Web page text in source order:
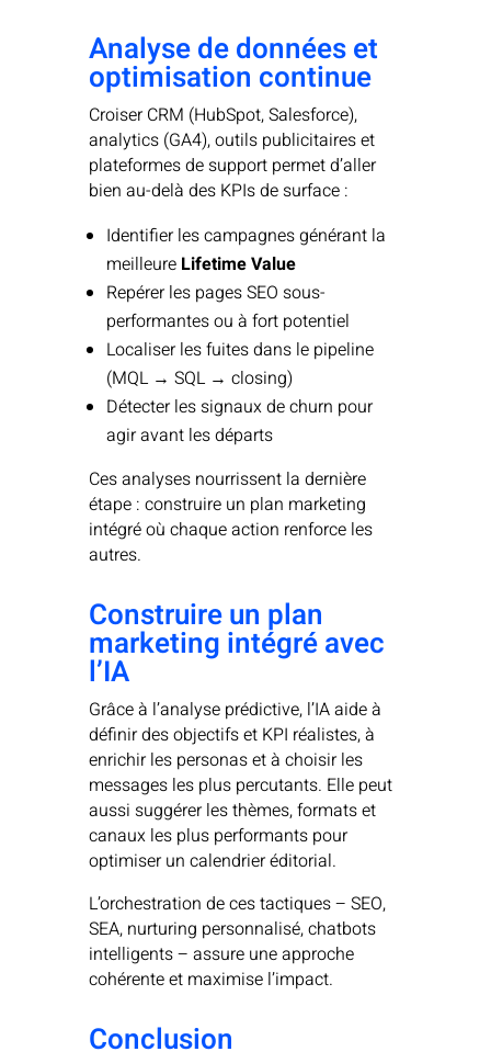
Analyse de données et
optimisation continue
Croiser CRM (HubSpot, Salesforce),
analytics (GA4), outils publicitaires et
plateformes de support permet d’aller
bien au-delà des KPIs de surface :
Identifier les campagnes générant la
meilleure Lifetime Value
Repérer les pages SEO sous-
performantes ou à fort potentiel
Localiser les fuites dans le pipeline
(MQL → SQL → closing)
Détecter les signaux de churn pour
agir avant les départs
Ces analyses nourrissent la dernière
étape : construire un plan marketing
intégré où chaque action renforce les
autres.
Construire un plan
marketing intégré avec
l’IA
Grâce à l’analyse prédictive, l’IA aide à
définir des objectifs et KPI réalistes, à
enrichir les personas et à choisir les
messages les plus percutants. Elle peut
aussi suggérer les thèmes, formats et
canaux les plus performants pour
optimiser un calendrier éditorial.
L’orchestration de ces tactiques – SEO,
SEA, nurturing personnalisé, chatbots
intelligents – assure une approche
cohérente et maximise l’impact.
Conclusion